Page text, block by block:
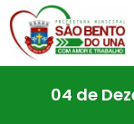
04 de